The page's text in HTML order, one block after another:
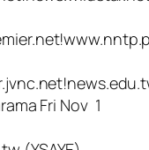
Fri Nov 1